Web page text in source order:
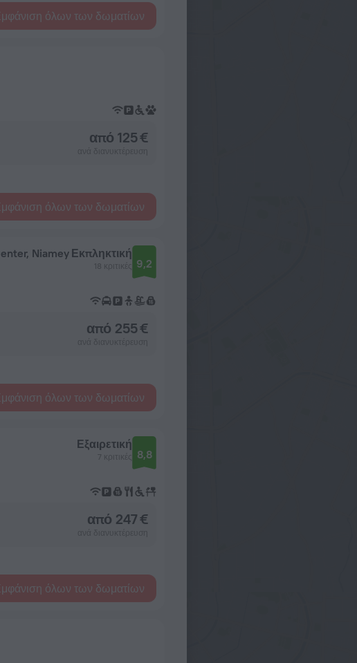
όλων των δωματίων
από 125 €
όλων των δωματίων
Niamey Εκπληκτική
18 κριτικές 9,2
από 255 €
όλων των δωματίων
Εξαιρετική
7 κριτικές 8,8
από 247 €
όλων των δωματίων